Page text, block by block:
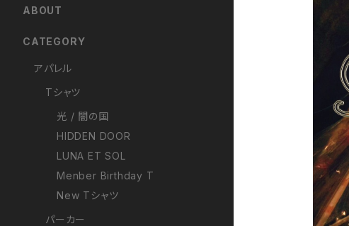
ABOUT
CATEGORY
アパレル
Tシャツ
光 / 闇の国
HIDDEN DOOR
LUNA ET SOL
Menber Birthday T
New Tシャツ
パーカー